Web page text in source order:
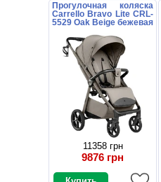
Прогулочная коляска
Carrello Bravo Lite CRL-
5529 Oak Beige бежевая
11358 грн
9876 грн